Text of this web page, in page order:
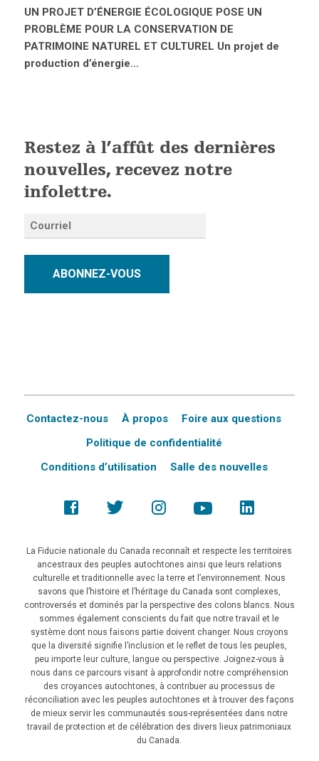
UN PROJET D’ÉNERGIE ÉCOLOGIQUE POSE UN
PROBLÈME POUR LA CONSERVATION DE
PATRIMOINE NATUREL ET CULTUREL Un projet de
production d’énergie...
Restez à l’affût des dernières
nouvelles, recevez notre
infolettre.
ABONNEZ-VOUS
Contactez-nous À propos
Foire aux questions
Politique de confidentialité
Conditions d’utilisation
Salle des nouvelles
La Fiducie nationale du Canada reconnaît et respecte les territoires
ancestraux des peuples autochtones ainsi que leurs relations
culturelle et traditionnelle avec la terre et l’environnement. Nous
savons que l’histoire et l’héritage du Canada sont complexes,
controversés et dominés par la perspective des colons blancs. Nous
sommes également conscients du fait que notre travail et le
système dont nous faisons partie doivent changer. Nous croyons
que la diversité signifie l’inclusion et le reflet de tous les peuples,
peu importe leur culture, langue ou perspective. Joignez-vous à
nous dans ce parcours visant à approfondir notre compréhension
des croyances autochtones, à contribuer au processus de
réconciliation avec les peuples autochtones et à trouver des façons
de mieux servir les communautés sous-représentées dans notre
travail de protection et de célébration des divers lieux patrimoniaux
du Canada.